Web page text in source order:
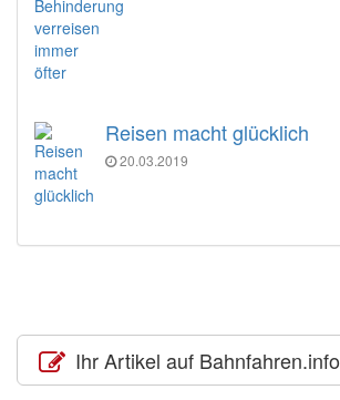
Reisen macht glücklich
20.03.2019
Ihr Artikel auf Bahnfahren.info